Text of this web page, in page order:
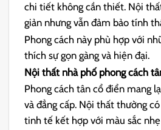
chi tiết không cần thiết. Nội
giản nhưng vẫn đảm bảo tính
Phong cách này phù hợp với
thích sự gọn gàng và hiện đại.
Nội thất nhà phố phong cách
Phong cách tân cổ điển mang
và đẳng cấp. Nội thất thường
tinh tế kết hợp với màu sắc